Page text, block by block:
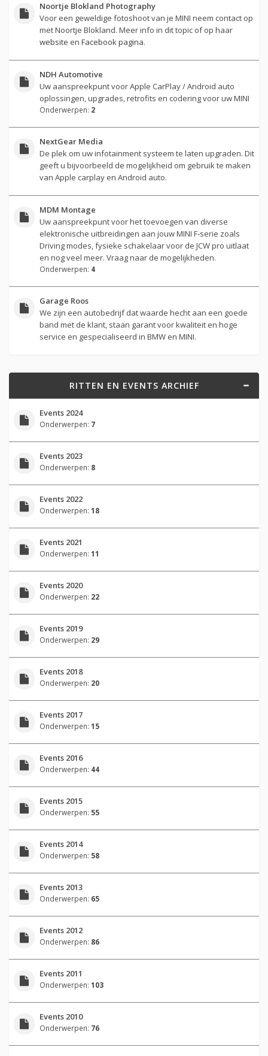
Noortje Blokland Photography
Voor een geweldige fotoshoot van je MINI neem contact op
met Noortje Blokland. Meer info in dit topic of op haar
website en Facebook pagina.
NDH Automotive
Uw aanspreekpunt voor Apple CarPlay / Android auto
oplossingen, upgrades, retrofits en codering voor uw MINI
Onderwerpen: 2
NextGear Media
De plek om uw infotainment systeem te laten upgraden. Dit
geeft u bijvoorbeeld de mogelijkheid om gebruik te maken
van Apple carplay en Android auto.
MDM Montage
Uw aanspreekpunt voor het toevoegen van diverse
elektronische uitbreidingen aan jouw MINI F-serie zoals
Driving modes, fysieke schakelaar voor de JCW pro uitlaat
en nog veel meer. Vraag naar de mogelijkheden.
Onderwerpen: 4
Garage Roos
We zijn een autobedrijf dat waarde hecht aan een goede
band met de klant, staan garant voor kwaliteit en hoge
service en gespecialiseerd in BMW en MINI.
RITTEN EN EVENTS ARCHIEF
Events 2024
Onderwerpen: 7
Events 2023
Onderwerpen: 8
Events 2022
Onderwerpen: 18
Events 2021
Onderwerpen: 11
Events 2020
Onderwerpen: 22
Events 2019
Onderwerpen: 29
Events 2018
Onderwerpen: 20
Events 2017
Onderwerpen: 15
Events 2016
Onderwerpen: 44
Events 2015
Onderwerpen: 55
Events 2014
Onderwerpen: 58
Events 2013
Onderwerpen: 65
Events 2012
Onderwerpen: 86
Events 2011
Onderwerpen: 103
Events 2010
Onderwerpen: 76